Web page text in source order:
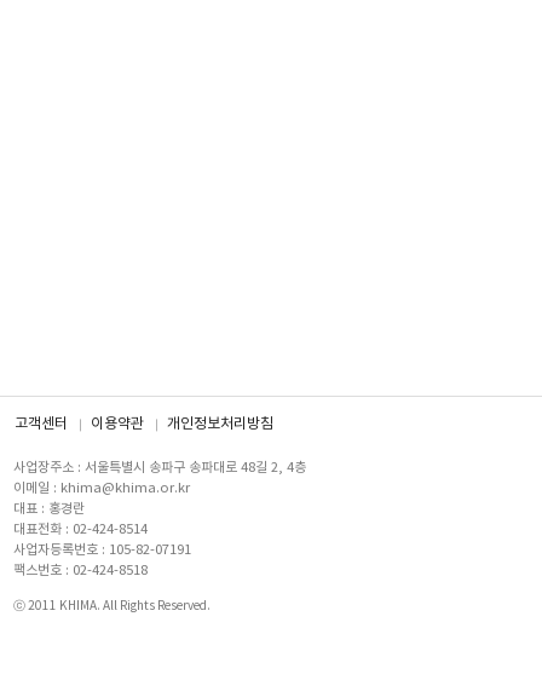
고객센터 이용약관 개인정보처리방침
사업장주소 : 서울특별시 송파구 송파대로 48길 2, 4층
이메일 : khima@khima.or.kr
대표 : 홍경란
대표전화 : 02-424-8514
사업자등록번호 : 105-82-07191
팩스번호 : 02-424-8518
ⓒ 2011 KHIMA. All Rights Reserved.